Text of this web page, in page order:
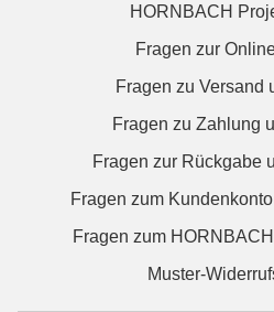
HORNBACH
Fragen zur
Fragen zu Versand
Fragen zu Zahlung
Fragen zur Rückgabe
Fragen zum
Fragen zum
Muster-